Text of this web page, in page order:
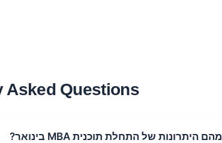
Asked Questions
מהם היתרונות של התחלת תוכנית MBA בינואר?